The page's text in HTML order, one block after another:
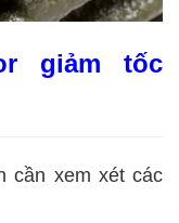
giảm tốc
cần xem xét các